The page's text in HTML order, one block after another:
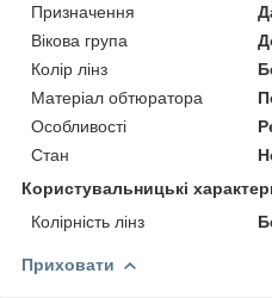
Призначення
Вікова група
Колір лінз
Матеріал обтюратора
Особливості
Стан
Користувальницькі
Колірність лінз
Приховати